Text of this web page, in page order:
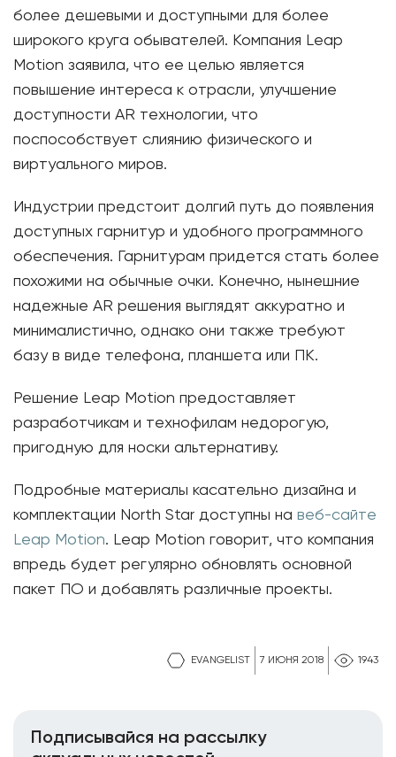
EVANGELIST 7 ИЮНЯ 2018 1943
более дешевыми и доступными для более
широкого круга обывателей. Компания Leap
Motion заявила, что ее целью является
повышение интереса к отрасли, улучшение
доступности AR технологии, что
поспособствует слиянию физического и
виртуального миров.
Индустрии предстоит долгий путь до появления
доступных гарнитур и удобного программного
обеспечения. Гарнитурам придется стать более
похожими на обычные очки. Конечно, нынешние
надежные AR решения выглядят аккуратно и
минималистично, однако они также требуют
базу в виде телефона, планшета или ПК.
Решение Leap Motion предоставляет
разработчикам и технофилам недорогую,
пригодную для носки альтернативу.
Подробные материалы касательно дизайна и
комплектации North Star доступны на веб-сайте
Leap Motion. Leap Motion говорит, что компания
впредь будет регулярно обновлять основной
пакет ПО и добавлять различные проекты.
Подписывайся на рассылку